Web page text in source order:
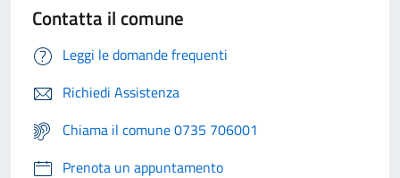
Contatta il comune
Leggi le domande frequenti
Richiedi Assistenza
Chiama il comune 0735 706001
Prenota un appuntamento